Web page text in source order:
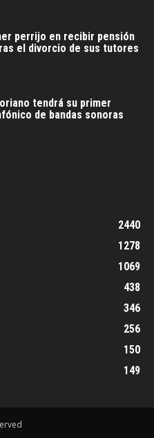
perrijo en recibir pensión
el divorcio de sus tutores
tendrá su primer
de bandas sonoras
2440
1278
1069
438
346
256
150
149